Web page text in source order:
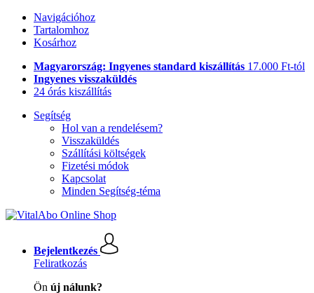
Navigációhoz
Tartalomhoz
Kosárhoz
Magyarország: Ingyenes standard kiszállítás 17.000 Ft-tól
Ingyenes visszaküldés
24 órás kiszállítás
Segítség
Hol van a rendelésem?
Visszaküldés
Szállítási költségek
Fizetési módok
Kapcsolat
Minden Segítség-téma
Bejelentkezés
Feliratkozás
Ön új nálunk?